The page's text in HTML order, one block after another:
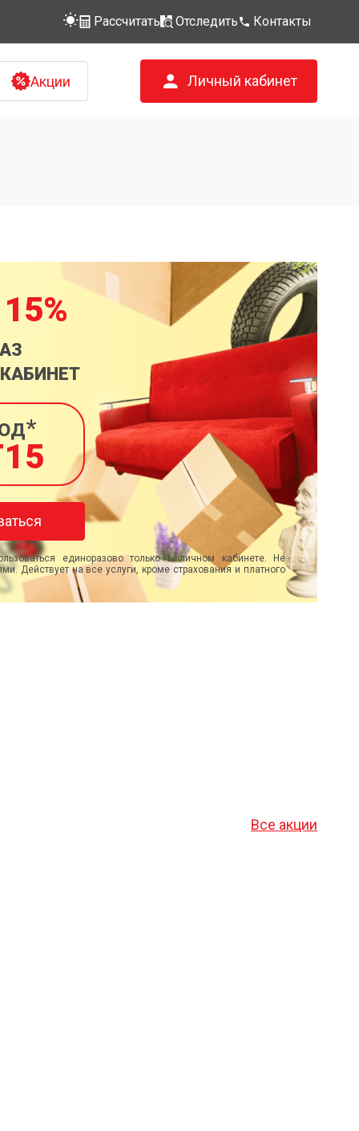
Рассчитать Отследить Контакты
Акции Личный кабинет
единоразово только в личном кабинете. Не
Действует на все услуги, кроме страхования и платного
Все акции